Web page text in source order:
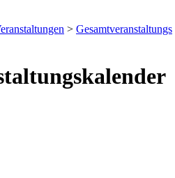
> Gesamtveranstaltungs